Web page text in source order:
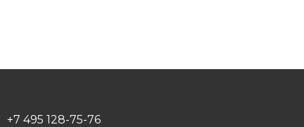
+7 495 128-75-76